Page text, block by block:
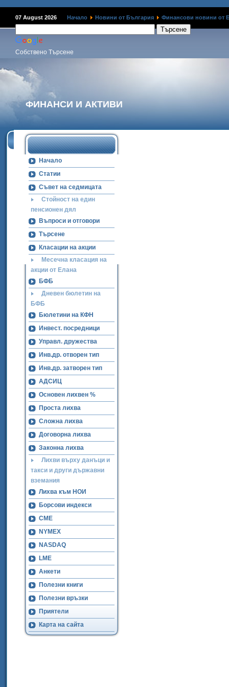
07 August 2026 Начало Новини от България Финансови новини от
Собствено Търсене
ФИНАНСИ И АКТИВИ
Начало
Статии
Съвет на седмицата
Стойност на един
пенсионен дял
Въпроси и отговори
Търсене
Класации на акции
Месечна класация на
акции от Елана
БФБ
Дневен бюлетин на
БФБ
Бюлетини на КФН
Инвест. посредници
Управл. дружества
Инв.др. отворен тип
Инв.др. затворен тип
АДСИЦ
Основен лихвен %
Проста лихва
Сложна лихва
Договорна лихва
Законна лихва
Лихви върху данъци и
такси и други държавни
вземания
Лихва към НОИ
Борсови индекси
CME
NYMEX
NASDAQ
LME
Анкети
Полезни книги
Полезни връзки
Приятели
Карта на сайта